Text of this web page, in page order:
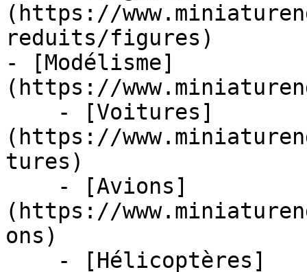
(https://
reduits/figures)
- [Modélisme]
(https://
(https://
tures)
(https://
ons)